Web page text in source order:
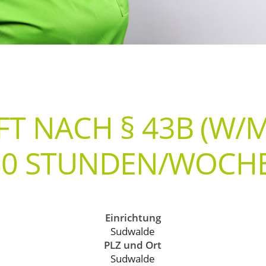
NACH § 43B (W/
STUNDEN/
Einrichtung
Sudwalde
PLZ und Ort
Sudwalde